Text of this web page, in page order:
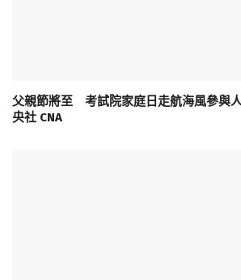
父親節將至 考試院家庭日走航海風參與
央社 CNA